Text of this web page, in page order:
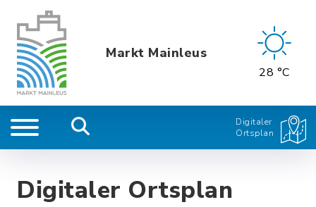
Markt Mainleus
28 °C
Digitaler
Ortsplan
Digitaler Ortsplan